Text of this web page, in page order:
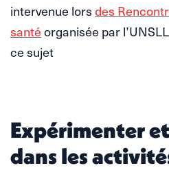
intervenue lorsdes
santéorganisée par
ce sujet
Expérimenter
dans les